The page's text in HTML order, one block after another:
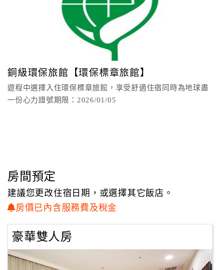
顧
滿
意
管
員
帳
戶
The famous Pingtung night market is just steps away from
the WemeetHotel . There are hundreds of food stalls with
amazing Taiwanese delicacies to choose from! Within a 10-
Cold Stone Creamery, and other Western and Asian food
and ready to help you choose a restaurant and arrange for
transportation. Just ask!
美麗海灘。我們很樂意為您安排交通，讓您可以在海灘度過
難忘的一天！
temples. There is a brand new movie theater located inside
the Global Mall and there are also many bars around the
hotel to grab a drink! The top tourist attraction in Pingtung
銅級環保旅館【環保標章旅館】
遊程中選擇入住環保標章旅館，享受舒適住宿同時為地球盡
一份心力證號期限：2026/01/05
房間預定
建議您更改住宿日期，或選擇其它飯店。
房價已內含服務費及稅金
豪華雙人房